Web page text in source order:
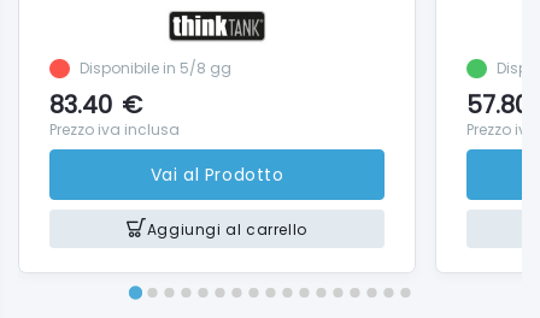
Disponibile in 5/8 gg
83.40 €
Prezzo iva inclusa
Vai al Prodotto
Aggiungi al carrello
57.80
Prezzo